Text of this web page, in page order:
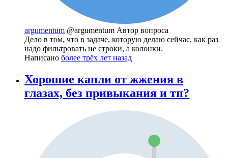
argumentum @argumentum Автор вопроса
Дело в том, что в задаче, которую делаю сейчас, как раз
надо фильтровать не строки, а колонки.
Написано более трёх лет назад
Хорошие капли от жжения в
глазах, без привыкания и тп?